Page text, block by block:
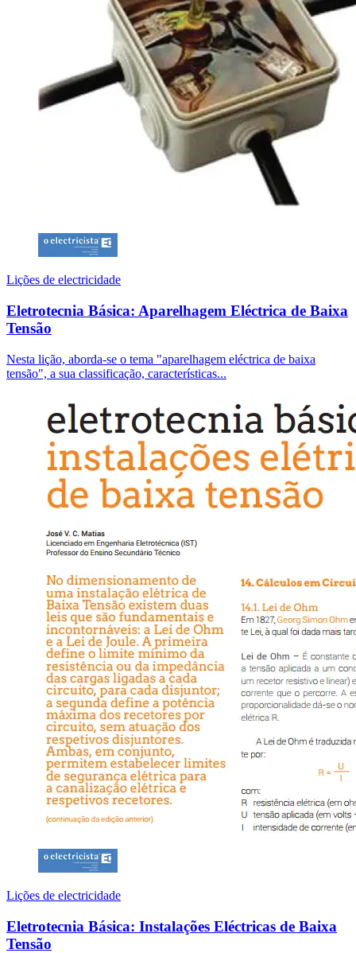
Lições de electricidade
Eletrotecnia Básica: Aparelhagem Eléctrica de Baixa
Tensão
Nesta lição, aborda-se o tema "aparelhagem eléctrica de baixa
tensão", a sua classificação, características...
Lições de electricidade
Eletrotecnia Básica: Instalações Eléctricas de Baixa
Tensão